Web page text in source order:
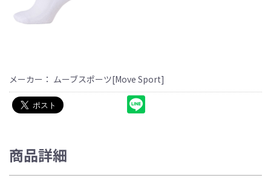
メーカー： ムーブスポーツ[Move Sport]
商品詳細